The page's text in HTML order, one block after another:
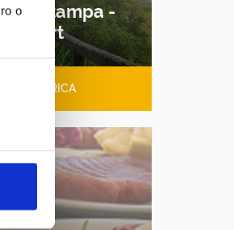
o
stampa -
sport
SCARICA